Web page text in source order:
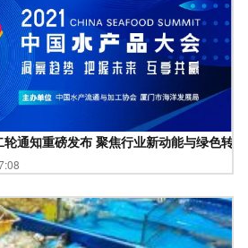
通知重磅发布 聚焦行业新动能与绿色转型